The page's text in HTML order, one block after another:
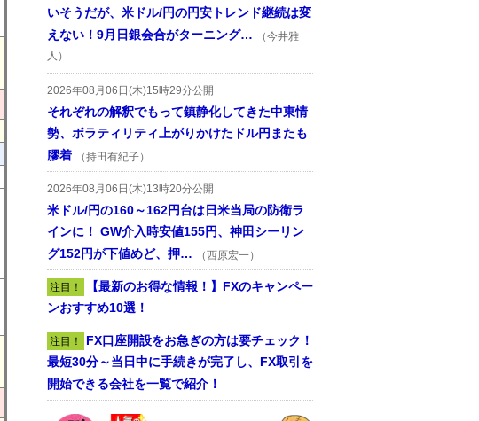
いそうだが、米ドル/円の円安トレンド継続は変
えない！9月日銀会合がターニング…
（今井雅
人）
2026年08月06日(木)15時29分公開
それぞれの解釈でもって鎮静化してきた中東情
勢、ボラティリティ上がりかけたドル円またも
膠着
（持田有紀子）
2026年08月06日(木)13時20分公開
米ドル/円の160～162円台は日米当局の防衛ラ
インに！ GW介入時安値155円、神田シーリン
グ152円が下値めど、押…
（西原宏一）
注目！ 【最新のお得な情報！】FXのキャンペー
ンおすすめ10選！
注目！ FX口座開設をお急ぎの方は要チェック！
最短30分～当日中に手続きが完了し、FX取引を
開始できる会社を一覧で紹介！